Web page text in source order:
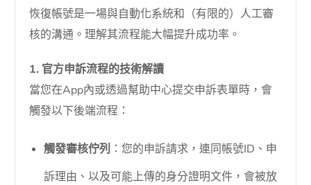
恢復帳號是一場與自動化系統和（有限的）人工審
核的溝通。理解其流程能大幅提升成功率。
1. 官方申訴流程的技術解讀
當您在App內或透過幫助中心提交申訴表單時，會
觸發以下後端流程：
觸發審核佇列 ：您的申訴請求，連同帳號ID、申
訴理由、以及可能上傳的身分證明文件，會被放